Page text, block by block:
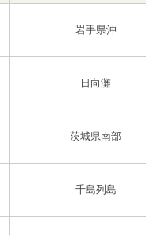
岩手県沖
日向灘
茨城県南部
千島列島